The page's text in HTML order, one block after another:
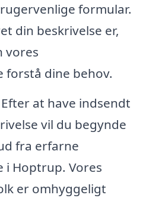
formular.
din beskrivelse er,
vores
forstå dine behov.
at have indsendt
vil du begynde
fra erfarne
i Hoptrup. Vores
er omhyggeligt